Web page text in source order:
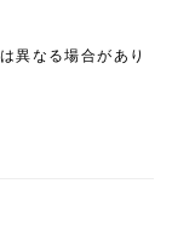
異なる場合があり